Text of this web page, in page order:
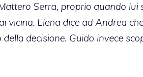
Serra, proprio quando lui
vicina. Elena dice ad Andrea
decisione. Guido invece